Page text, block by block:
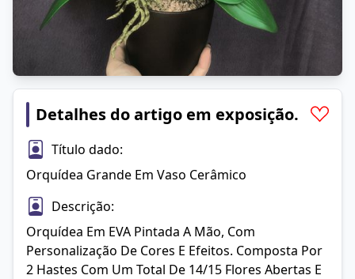
Detalhes do artigo em exposição.
Título dado:
Orquídea Grande Em Vaso Cerâmico
Descrição:
Orquídea Em EVA Pintada A Mão, Com
Personalização De Cores E Efeitos. Composta Por
2 Hastes Com Um Total De 14/15 Flores Abertas E